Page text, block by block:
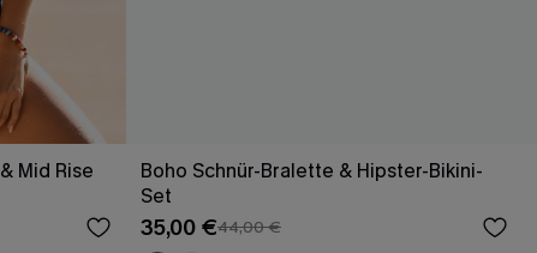
Mid Rise
Boho Schnür-Bralette & Hipster-Bikini-
Set
35,00 €44,00 €